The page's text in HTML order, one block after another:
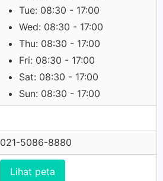
Tue: 08:30 - 17:00
Wed: 08:30 - 17:00
Thu: 08:30 - 17:00
Fri: 08:30 - 17:00
Sat: 08:30 - 17:00
Sun: 08:30 - 17:00
021-5086-8880
Lihat peta